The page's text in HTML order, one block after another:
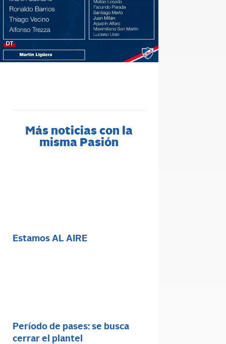
Más noticias con la
misma Pasión
Estamos AL AIRE
Período de pases: se busca
cerrar el plantel